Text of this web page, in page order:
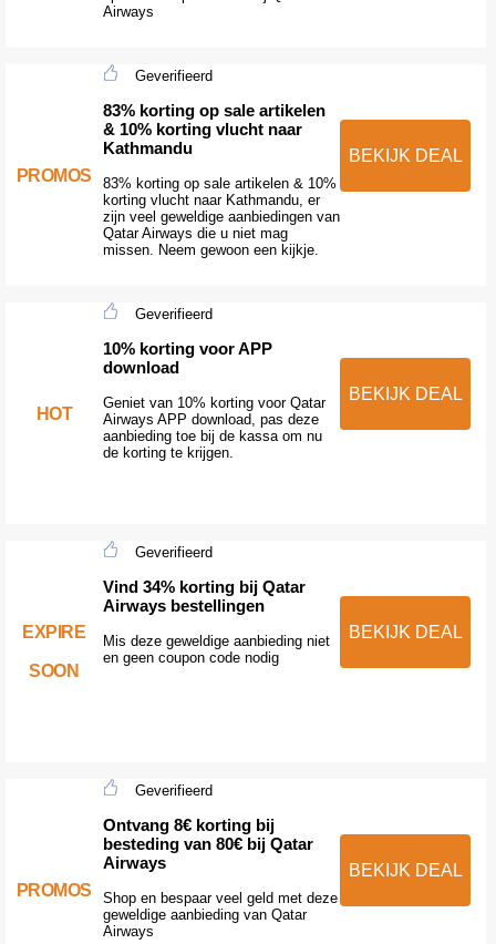
Airways
PROMOS
Geverifieerd
83% korting op sale artikelen
& 10% korting vlucht naar
Kathmandu
83% korting op sale artikelen & 10%
korting vlucht naar Kathmandu, er
zijn veel geweldige aanbiedingen van
Qatar Airways die u niet mag
missen. Neem gewoon een kijkje.
BEKIJK DEAL
HOT
Geverifieerd
10% korting voor APP
download
Geniet van 10% korting voor Qatar
Airways APP download, pas deze
aanbieding toe bij de kassa om nu
de korting te krijgen.
BEKIJK DEAL
EXPIRE
SOON
Geverifieerd
Vind 34% korting bij Qatar
Airways bestellingen
Mis deze geweldige aanbieding niet
en geen coupon code nodig
BEKIJK DEAL
PROMOS
Geverifieerd
Ontvang 8€ korting bij
besteding van 80€ bij Qatar
Airways
Shop en bespaar veel geld met deze
geweldige aanbieding van Qatar
Airways
BEKIJK DEAL